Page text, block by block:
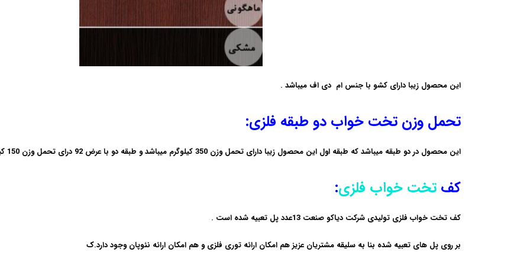
این محصول زیبا دارای کشو با جنس ام دی اف میباشد .
تحمل وزن تخت خواب دو طبقه فلزی:
این محصول در دو طبقه میباشد که طبقه اول این محصول زیبا دارای تحمل وزن کیلوگرم میباشد و طبقه دو با عرض 92 درای تحمل وزن 150
کف تخت خواب فلزی:
کف تخت خواب فلزی تولیدی شرکت دیاکو صنعت 13عدد پل تعبیه شده است .
بر روی پل های تعبیه شده بنا به سلیقه مشتریان عزیز هم امکان ارائه توری فلزی و هم امکان ارائه نئوپان وجود دارد.ک